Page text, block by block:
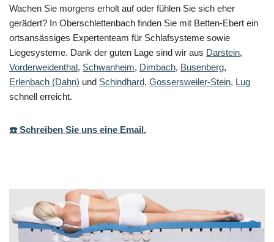
Wachen Sie morgens erholt auf oder fühlen Sie sich eher
gerädert? In Oberschlettenbach finden Sie mit Betten-Ebert ein
ortsansässiges Expertenteam für Schlafsysteme sowie
Liegesysteme. Dank der guten Lage sind wir aus Darstein,
Vorderweidenthal, Schwanheim, Dimbach, Busenberg,
Erlenbach (Dahn) und Schindhard, Gossersweiler-Stein, Lug
schnell erreicht.
☎️ Schreiben Sie uns eine Email.